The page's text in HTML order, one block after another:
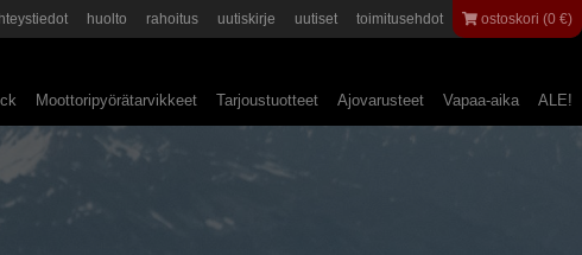
huolto rahoitus uutiskirje uutiset toimitusehdot ostoskori (0 €)
Moottoripyörätarvikkeet Tarjoustuotteet Ajovarusteet Vapaa-aika ALE!